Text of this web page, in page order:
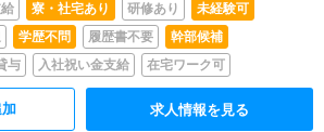
寮・社宅あり 研修あり
未経験可
学歴不問 履歴書不要
幹部候補
与 入社祝い金支給 在宅ワーク可
求人情報を見る